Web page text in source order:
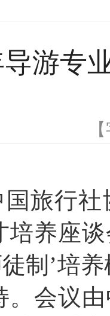
导游专
国旅行
培养座
徒制’培
。会议